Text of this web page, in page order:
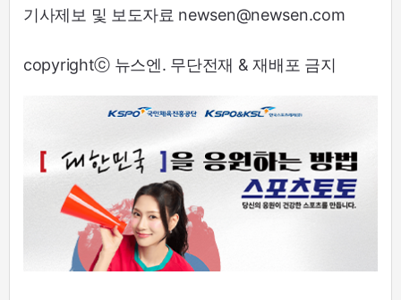
기사제보 및 보도자료 newsen@newsen.com
copyrightⓒ 뉴스엔. 무단전재 & 재배포 금지